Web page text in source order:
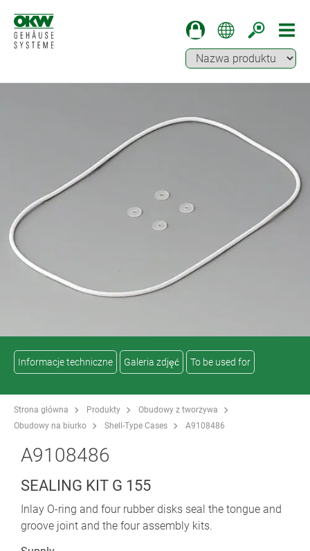
Informacje techniczne Galeria zdjęć To be used for
Strona główna Produkty
Obudowy z tworzywa
Obudowy na biurko
Shell-Type Cases A9108486
A9108486
SEALING KIT G 155
Inlay O-ring and four rubber disks seal the tongue and
groove joint and the four assembly kits.